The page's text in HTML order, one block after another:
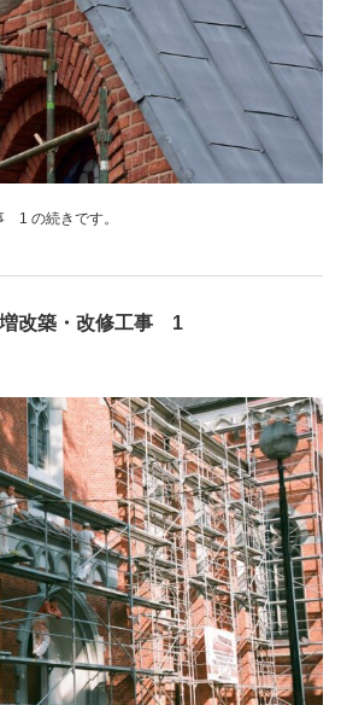
1 の続きです。
改築・改修工事 1